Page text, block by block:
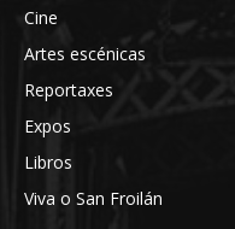
Cine
Artes escénicas
Reportaxes
Expos
Libros
Viva o San Froilán